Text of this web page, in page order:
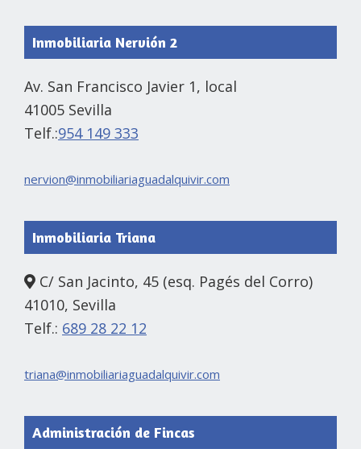
Inmobiliaria Nervión 2
Av. San Francisco Javier 1, local
41005 Sevilla
Telf.:954 149 333
nervion@inmobiliariaguadalquivir.com
Inmobiliaria Triana
C/ San Jacinto, 45 (esq. Pagés del Corro)
41010, Sevilla
Telf.: 689 28 22 12
triana@inmobiliariaguadalquivir.com
Administración de Fincas